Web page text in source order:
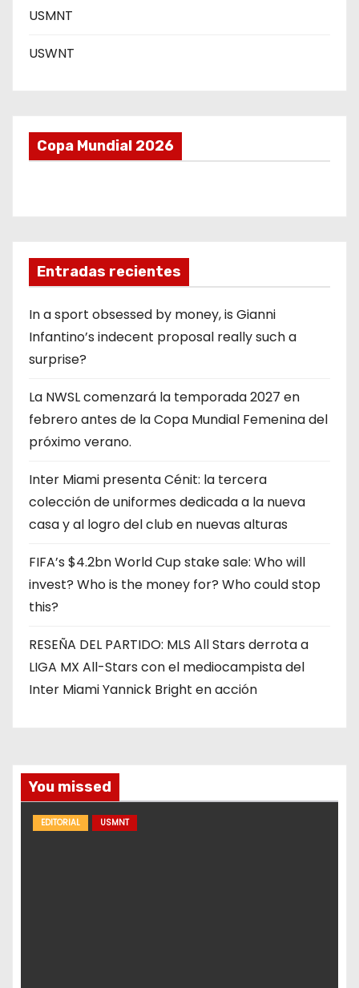
USMNT
USWNT
Copa Mundial 2026
Entradas recientes
In a sport obsessed by money, is Gianni
Infantino’s indecent proposal really such a
surprise?
La NWSL comenzará la temporada 2027 en
febrero antes de la Copa Mundial Femenina del
próximo verano.
Inter Miami presenta Cénit: la tercera
colección de uniformes dedicada a la nueva
casa y al logro del club en nuevas alturas
FIFA’s $4.2bn World Cup stake sale: Who will
invest? Who is the money for? Who could stop
this?
RESEÑA DEL PARTIDO: MLS All Stars derrota a
LIGA MX All-Stars con el mediocampista del
Inter Miami Yannick Bright en acción
You missed
EDITORIAL USMNT